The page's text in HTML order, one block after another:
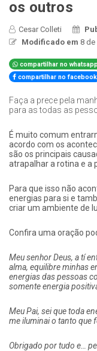
os outros
Cesar Colleti
Modificado em 8
compartilhar no whatsapp
compartilhar no facebook
Faça a prece pela
para as todas as
​É muito comum
acordo com os
são os principais
atrapalhar a rotina e a
Para que isso não
energias para si e
criar um ambiente de
Confira uma oração
Meu senhor Deus, a tí
alma, equilibre minhas
energias das pessoas
somente energia
Meu Pai, sei que toda
me iluminai o tanto que
Obrigado por tudo e…